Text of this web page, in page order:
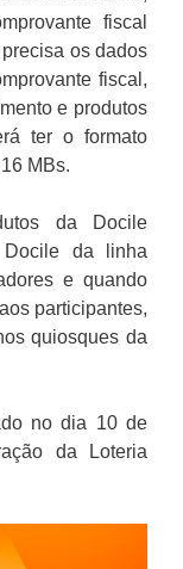
fiscal
os dados
fiscal,
e produtos
ter o formato
MBs.
da Docile
Docile da linha
e quando
participantes,
quiosques da
no dia 10 de
da Loteria